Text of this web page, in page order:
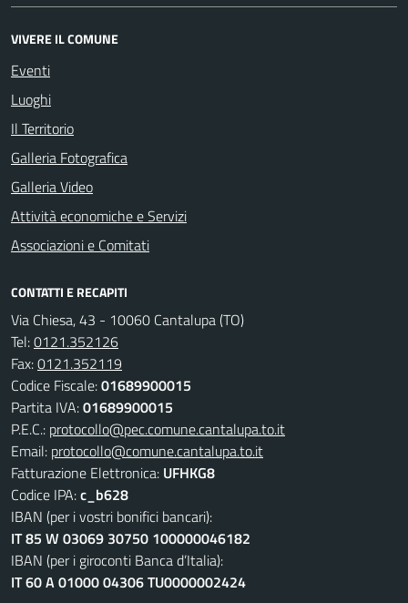
VIVERE IL COMUNE
Eventi
Luoghi
Il Territorio
Galleria Fotografica
Galleria Video
Attività economiche e Servizi
Associazioni e Comitati
CONTATTI E RECAPITI
Via Chiesa, 43 - 10060 Cantalupa (TO)
Tel:0121.352126
Fax:0121.352119
Codice Fiscale:01689900015
Partita IVA:01689900015
P.E.C.: protocollo@pec.comune.cantalupa.to.it
Email: protocollo@comune.cantalupa.to.it
Fatturazione Elettronica: UFHKG8
Codice IPA:c_b628
IBAN (per i vostri bonifici bancari):
IT 85 W 03069 30750 100000046182
IBAN (per i giroconti Banca d’Italia):
IT 60 A 01000 04306 TU0000002424